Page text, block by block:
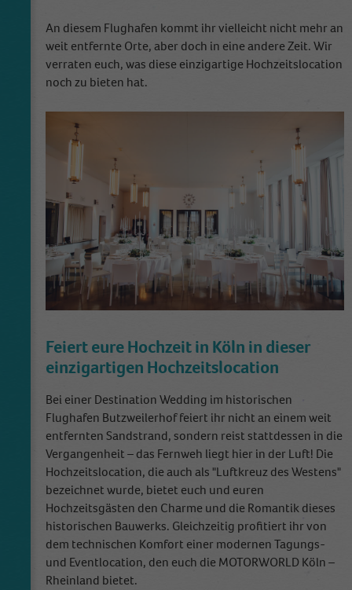
An diesem Flughafen kommt ihr vielleicht nicht mehr an
weit entfernte Orte, aber doch in eine andere Zeit. Wir
verraten euch, was diese einzigartige Hochzeitslocation
noch zu bieten hat.
Feiert eure Hochzeit in Köln in dieser
einzigartigen Hochzeitslocation
Bei einer Destination Wedding im historischen
Flughafen Butzweilerhof feiert ihr nicht an einem weit
entfernten Sandstrand, sondern reist stattdessen in die
Vergangenheit – das Fernweh liegt hier in der Luft! Die
Hochzeitslocation, die auch als "Luftkreuz des Westens"
bezeichnet wurde, bietet euch und euren
Hochzeitsgästen den Charme und die Romantik dieses
historischen Bauwerks. Gleichzeitig profitiert ihr von
dem technischen Komfort einer modernen Tagungs-
und Eventlocation, den euch die MOTORWORLD Köln –
Rheinland bietet.